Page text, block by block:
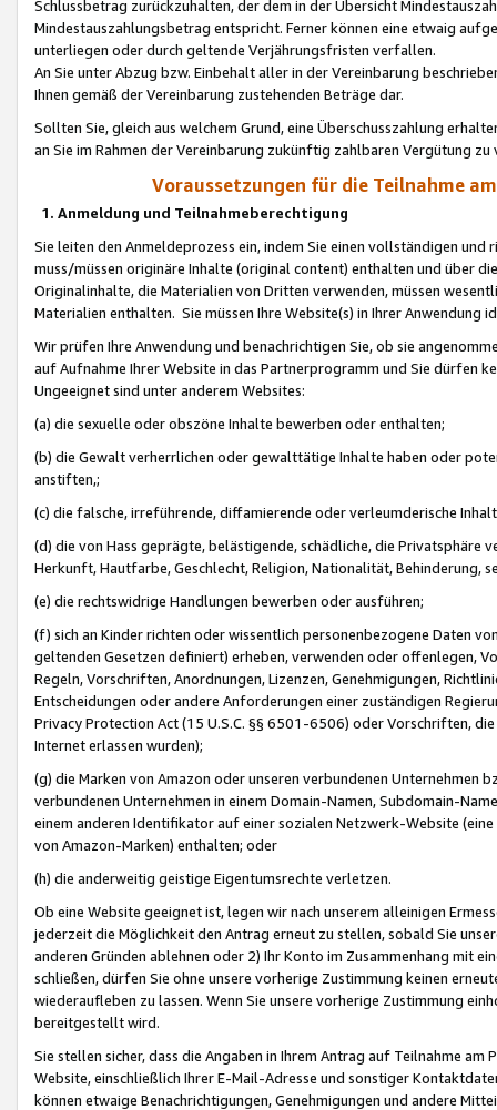
Schlussbetrag zurückzuhalten, der dem in der Übersicht
Mindestauszahlungsbetrag entspricht. Ferner können eine etwaig
unterliegen oder durch geltende Verjährungsfristen verfallen.
An Sie unter Abzug bzw. Einbehalt aller in der Vereinbarung
Ihnen gemäß der Vereinbarung zustehenden Beträge dar.
Sollten Sie, gleich aus welchem Grund, eine Überschusszahlung
an Sie im Rahmen der Vereinbarung zukünftig zahlbaren Vergütung zu
Voraussetzungen für die Teilnahme
1. Anmeldung und Teilnahmeberechtigung
Sie leiten den Anmeldeprozess ein, indem Sie einen vollständigen
muss/müssen originäre Inhalte (original content) enthalten und über
Originalinhalte, die Materialien von Dritten verwenden, müssen
Materialien enthalten. Sie müssen Ihre Website(s) in Ihrer Anwendung
Wir prüfen Ihre Anwendung und benachrichtigen Sie, ob sie
auf Aufnahme Ihrer Website in das Partnerprogramm und Sie dürfen
Ungeeignet sind unter anderem Websites:
(a) die sexuelle oder obszöne Inhalte bewerben oder enthalten;
(b) die Gewalt verherrlichen oder gewalttätige Inhalte haben oder
anstiften,;
(c) die falsche, irreführende, diffamierende oder verleumderische
(d) die von Hass geprägte, belästigende, schädliche, die Privatsphäre
Herkunft, Hautfarbe, Geschlecht, Religion, Nationalität, Behinderung,
(e) die rechtswidrige Handlungen bewerben oder ausführen;
(f) sich an Kinder richten oder wissentlich personenbezogene Daten
geltenden Gesetzen definiert) erheben, verwenden oder offenlegen,
Regeln, Vorschriften, Anordnungen, Lizenzen, Genehmigungen,
Entscheidungen oder andere Anforderungen einer zuständigen
Privacy Protection Act (15 U.S.C. §§ 6501-6506) oder Vorschriften,
Internet erlassen wurden);
(g) die Marken von Amazon oder unseren verbundenen Unternehmen
verbundenen Unternehmen in einem Domain-Namen, Subdomain-
einem anderen Identifikator auf einer sozialen Netzwerk-Website
von Amazon-Marken) enthalten; oder
(h) die anderweitig geistige Eigentumsrechte verletzen.
Ob eine Website geeignet ist, legen wir nach unserem alleinigen
jederzeit die Möglichkeit den Antrag erneut zu stellen, sobald Sie
anderen Gründen ablehnen oder 2) Ihr Konto im Zusammenhang mit
schließen, dürfen Sie ohne unsere vorherige Zustimmung keinen
wiederaufleben zu lassen. Wenn Sie unsere vorherige Zustimmung
bereitgestellt wird.
Sie stellen sicher, dass die Angaben in Ihrem Antrag auf Teilnahme
Website, einschließlich Ihrer E-Mail-Adresse und sonstiger
können etwaige Benachrichtigungen, Genehmigungen und andere